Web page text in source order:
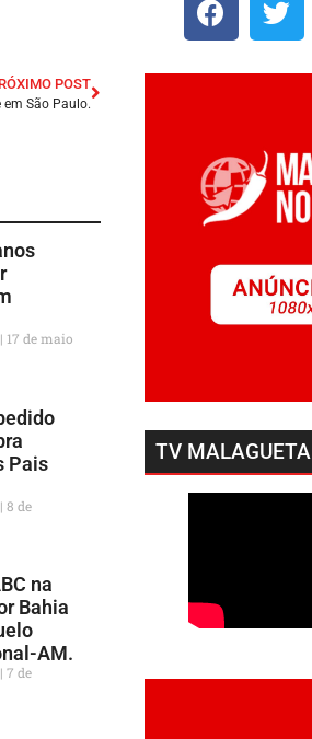
POST
em São Paulo.
17 de maio
Pais
8 de
na
Bahia
AM.
7 de
TV MALAGUETA